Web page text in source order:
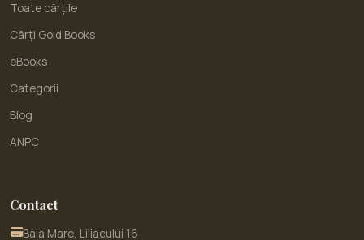
Toate cărțile
Cărți Gold Books
eBooks
Categorii
Blog
ANPC
Contact
Baia Mare, Liliacului 16